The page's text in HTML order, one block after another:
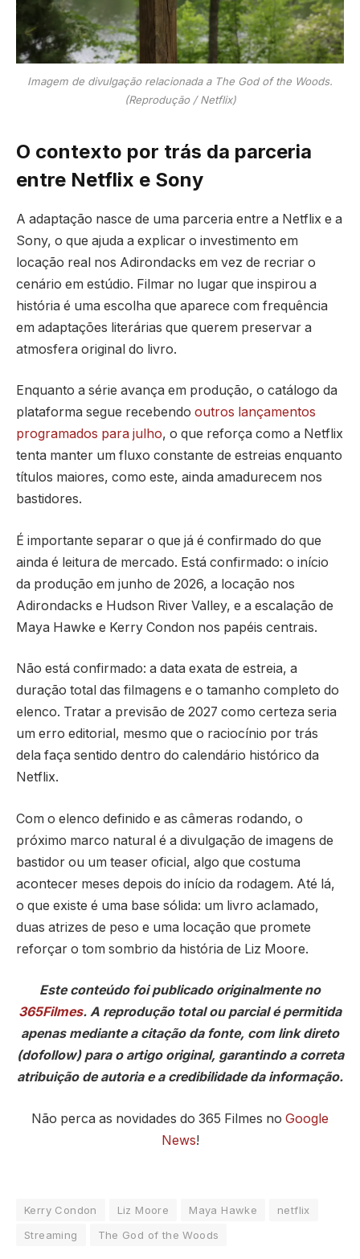
Imagem de divulgação relacionada a The God of the Woods.
(Reprodução / Netflix)
O contexto por trás da parceria
entre Netflix e Sony
A adaptação nasce de uma parceria entre a Netflix e a
Sony, o que ajuda a explicar o investimento em
locação real nos Adirondacks em vez de recriar o
cenário em estúdio. Filmar no lugar que inspirou a
história é uma escolha que aparece com frequência
em adaptações literárias que querem preservar a
atmosfera original do livro.
Enquanto a série avança em produção, o catálogo da
plataforma segue recebendo outros lançamentos
programados para julho, o que reforça como a Netflix
tenta manter um fluxo constante de estreias enquanto
títulos maiores, como este, ainda amadurecem nos
bastidores.
É importante separar o que já é confirmado do que
ainda é leitura de mercado. Está confirmado: o início
da produção em junho de 2026, a locação nos
Adirondacks e Hudson River Valley, e a escalação de
Maya Hawke e Kerry Condon nos papéis centrais.
Não está confirmado: a data exata de estreia, a
duração total das filmagens e o tamanho completo do
elenco. Tratar a previsão de 2027 como certeza seria
um erro editorial, mesmo que o raciocínio por trás
dela faça sentido dentro do calendário histórico da
Netflix.
Com o elenco definido e as câmeras rodando, o
próximo marco natural é a divulgação de imagens de
bastidor ou um teaser oficial, algo que costuma
acontecer meses depois do início da rodagem. Até lá,
o que existe é uma base sólida: um livro aclamado,
duas atrizes de peso e uma locação que promete
reforçar o tom sombrio da história de Liz Moore.
Este conteúdo foi publicado originalmente no
365Filmes. A reprodução total ou parcial é permitida
apenas mediante a citação da fonte, com link direto
(dofollow) para o artigo original, garantindo a correta
atribuição de autoria e a credibilidade da informação.
Não perca as novidades do 365 Filmes no Google
News!
Kerry Condon Liz Moore Maya Hawke
netflix
Streaming
The God of the Woods